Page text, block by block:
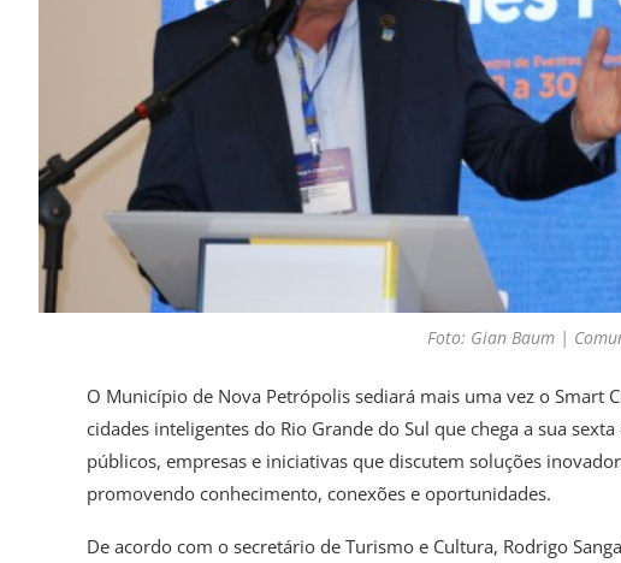
Foto: Gian Baum |
O Município de Nova Petrópolis sediará mais uma vez o Smart
cidades inteligentes do Rio Grande do Sul que chega a sua
públicos, empresas e iniciativas que discutem soluções
promovendo conhecimento, conexões e oportunidades.
De acordo com o secretário de Turismo e Cultura, Rodrigo